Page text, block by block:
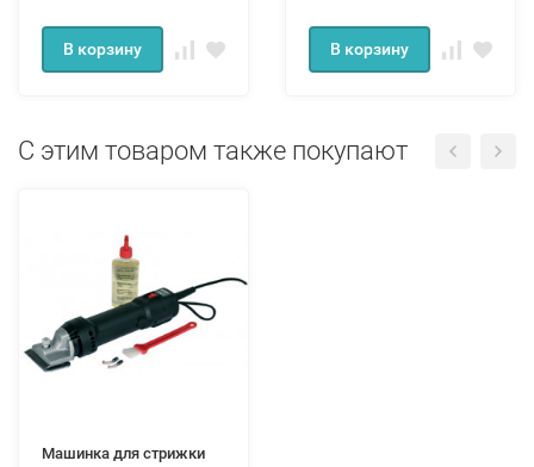
В корзину В корзину
С этим товаром также покупают
Машинка для стрижки